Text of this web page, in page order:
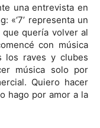
una entrevista en
«‘7’ representa un
quería volver al
con música
los raves y clubes
música solo por
Quiero hacer
hago por amor a la